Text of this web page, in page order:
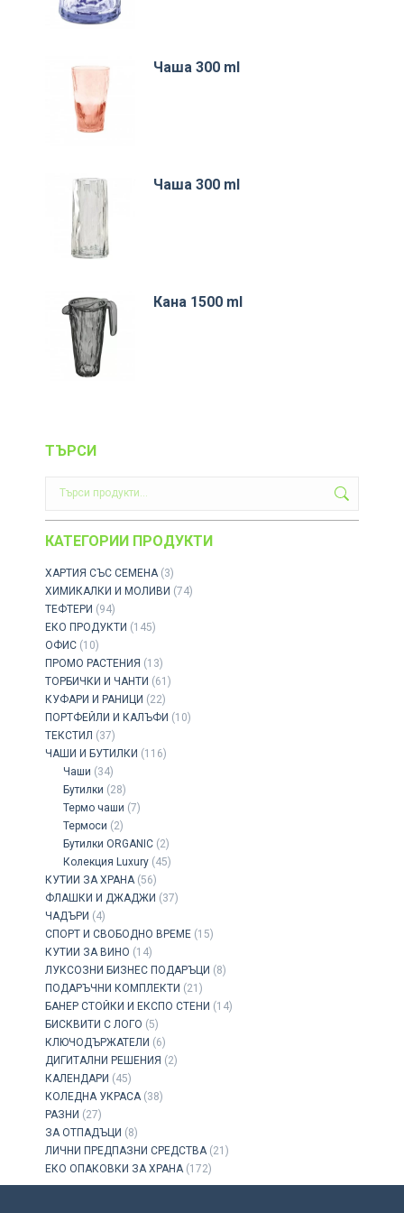
Чаша 300 ml
Чаша 300 ml
Кана 1500 ml
ТЪРСИ
КАТЕГОРИИ ПРОДУКТИ
ХАРТИЯ СЪС СЕМЕНА (3)
ХИМИКАЛКИ И МОЛИВИ (74)
ТЕФТЕРИ (94)
ЕКО ПРОДУКТИ (145)
ОФИС (10)
ПРОМО РАСТЕНИЯ (13)
ТОРБИЧКИ И ЧАНТИ (61)
КУФАРИ И РАНИЦИ (22)
ПОРТФЕЙЛИ И КАЛЪФИ (10)
ТЕКСТИЛ (37)
ЧАШИ И БУТИЛКИ (116)
Чаши (34)
Бутилки (28)
Термо чаши (7)
Термоси (2)
Бутилки ORGANIC (2)
Колекция Luxury (45)
КУТИИ ЗА ХРАНА (56)
ФЛАШКИ И ДЖАДЖИ (37)
ЧАДЪРИ (4)
СПОРТ И СВОБОДНО ВРЕМЕ (15)
КУТИИ ЗА ВИНО (14)
ЛУКСОЗНИ БИЗНЕС ПОДАРЪЦИ (8)
ПОДАРЪЧНИ КОМПЛЕКТИ (21)
БАНЕР СТОЙКИ И ЕКСПО СТЕНИ (14)
БИСКВИТИ С ЛОГО (5)
КЛЮЧОДЪРЖАТЕЛИ (6)
ДИГИТАЛНИ РЕШЕНИЯ (2)
КАЛЕНДАРИ (45)
КОЛЕДНА УКРАСА (38)
РАЗНИ (27)
ЗА ОТПАДЪЦИ (8)
ЛИЧНИ ПРЕДПАЗНИ СРЕДСТВА (21)
ЕКО ОПАКОВКИ ЗА ХРАНА (172)